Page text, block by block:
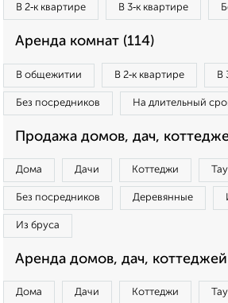
В 2‑к квартире В 3‑к квартире
Аренда комнат (114)
В общежитии В 2‑к квартире В
Без посредников На длительный
Продажа домов, дач,
Дома Дачи Коттеджи
Без посредников Деревянные
Из бруса
Аренда домов, дач, коттеджей
Дома Дачи Коттеджи